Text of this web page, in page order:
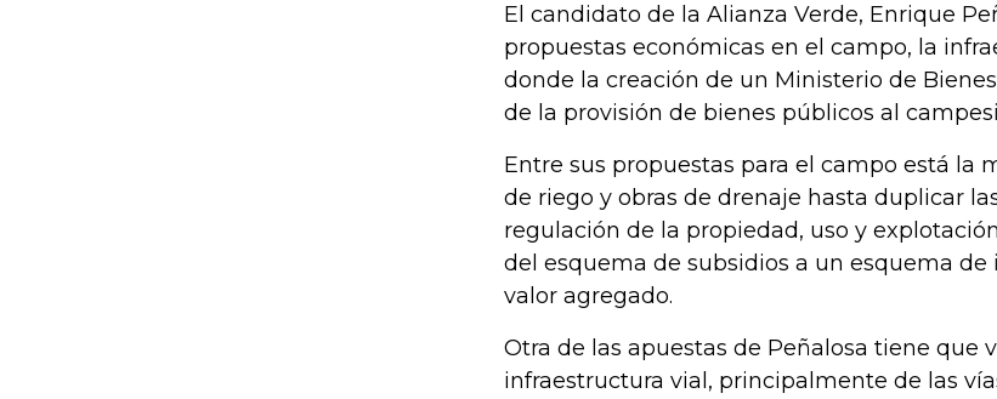
El candidato de la Alianza Verde, Enrique
propuestas económicas en el campo, la
donde la creación de un Ministerio de
de la provisión de bienes públicos al
Entre sus propuestas para el campo está la
de riego y obras de drenaje hasta duplicar
regulación de la propiedad, uso y
del esquema de subsidios a un esquema
valor agregado.
Otra de las apuestas de Peñalosa tiene que
infraestructura vial, principalmente de las